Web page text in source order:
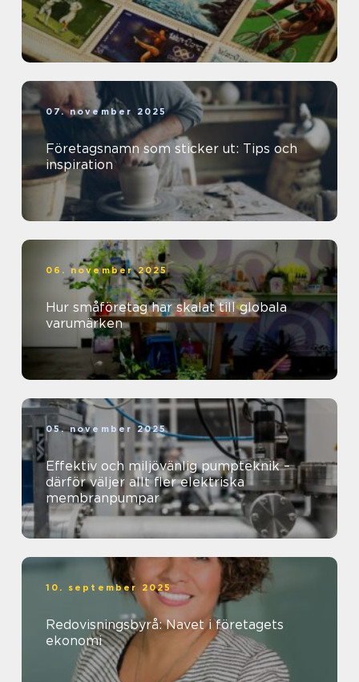
07. november 2025
Företagsnamn som sticker ut: Tips och
inspiration
06. november 2025
Hur småföretag har skalat till globala
varumärken
05. november 2025
Effektiv och miljövänlig pumpteknik –
därför väljer allt fler elektriska
membranpumpar
10. september 2025
Redovisningsbyrå: Navet i företagets
ekonomi